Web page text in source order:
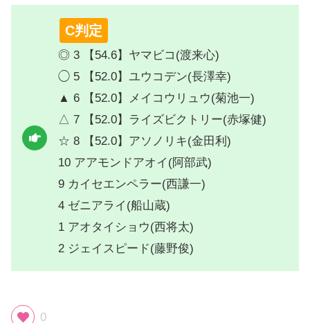
C判定
◎ 3 【54.6】ヤマビコ(渡来心)
◯ 5 【52.0】ユウコデン(長澤幸)
▲ 6 【52.0】メイコウリュウ(菊池一)
△ 7 【52.0】ライズビクトリー(赤塚健)
☆ 8 【52.0】アソノリキ(金田利)
10 アアモンドアオイ(阿部武)
9 カイセエンペラー(西謙一)
4 ゼニアライ(船山蔵)
1 アオタイショウ(西将太)
2 ジェイスピード(藤野俊)
0